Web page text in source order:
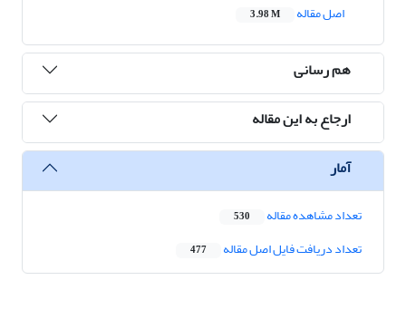
اصل مقاله
3.98 M
هم رسانی
ارجاع به این مقاله
آمار
تعداد مشاهده مقاله 530
تعداد دریافت فایل اصل مقاله 477